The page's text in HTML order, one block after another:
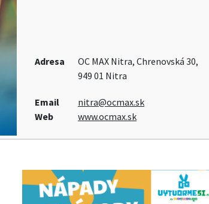
Adresa
OC MAX Nitra, Chrenovská 30,
949 01 Nitra
Email
nitra@ocmax.sk
Web
www.ocmax.sk